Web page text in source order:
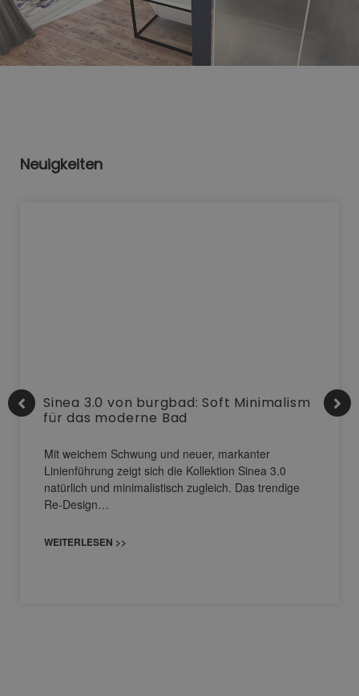
Neuigkeiten
Sinea 3.0 von burgbad: Soft Minimalism
für das moderne Bad
Mit weichem Schwung und neuer, markanter
Linienführung zeigt sich die Kollektion Sinea 3.0
natürlich und minimalistisch zugleich. Das trendige
Re-Design…
WEITERLESEN >>